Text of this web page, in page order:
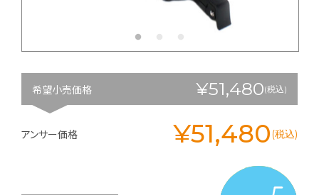
希望小売価格 ¥51,480(税込)
アンサー価格 ¥51,480 (税込)